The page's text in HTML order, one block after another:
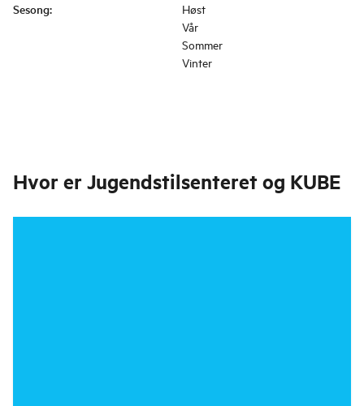
Sesong:
Høst
Vår
Sommer
Vinter
Hvor er Jugendstilsenteret og KUBE